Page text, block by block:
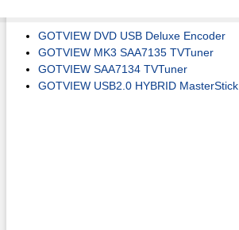
GOTVIEW DVD USB Deluxe Encoder
GOTVIEW MK3 SAA7135 TVTuner
GOTVIEW SAA7134 TVTuner
GOTVIEW USB2.0 HYBRID MasterStick